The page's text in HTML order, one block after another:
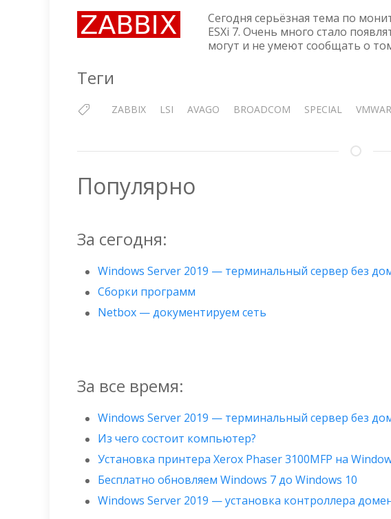
ДЛЯ
RAID
7
Сегодня серьёзная тема по
ESXi 7. Очень много стало
могут и не умеют сообщать о
Теги
ZABBIX LSI AVAGO BROADCOM SPECIAL
Популярно
За сегодня:
Windows Server 2019 — терминальный сервер без
Сборки программ
Netbox — документируем сеть
За все время:
Windows Server 2019 — терминальный сервер без
Из чего состоит компьютер?
Установка принтера Xerox Phaser 3100MFP на
Бесплатно обновляем Windows 7 до Windows 10
Windows Server 2019 — установка контроллера